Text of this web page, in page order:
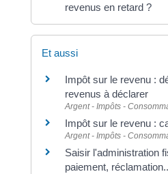
revenus en retard ?
Et aussi
Impôt sur le revenu :
revenus à déclarer
Argent - Impôts -
Impôt sur le revenu :
Argent - Impôts -
Saisir l'administration
paiement,